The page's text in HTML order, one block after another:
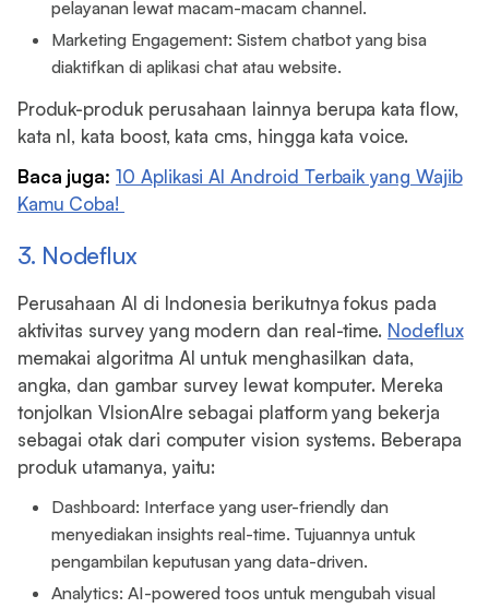
pelayanan lewat macam-macam channel.
Marketing Engagement: Sistem chatbot yang bisa
diaktifkan di aplikasi chat atau website.
Produk-produk perusahaan lainnya berupa kata flow,
kata nl, kata boost, kata cms, hingga kata voice.
Baca juga: 10 Aplikasi AI Android Terbaik yang Wajib
Kamu Coba!
3. Nodeflux
Perusahaan AI di Indonesia berikutnya fokus pada
aktivitas survey yang modern dan real-time. Nodeflux
memakai algoritma AI untuk menghasilkan data,
angka, dan gambar survey lewat komputer. Mereka
tonjolkan VIsionAIre sebagai platform yang bekerja
sebagai otak dari computer vision systems. Beberapa
produk utamanya, yaitu:
Dashboard: Interface yang user-friendly dan
menyediakan insights real-time. Tujuannya untuk
pengambilan keputusan yang data-driven.
Analytics: AI-powered toos untuk mengubah visual